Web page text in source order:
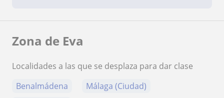
Zona de Eva
Localidades a las que se desplaza para dar clase
Benalmádena
Málaga (Ciudad)